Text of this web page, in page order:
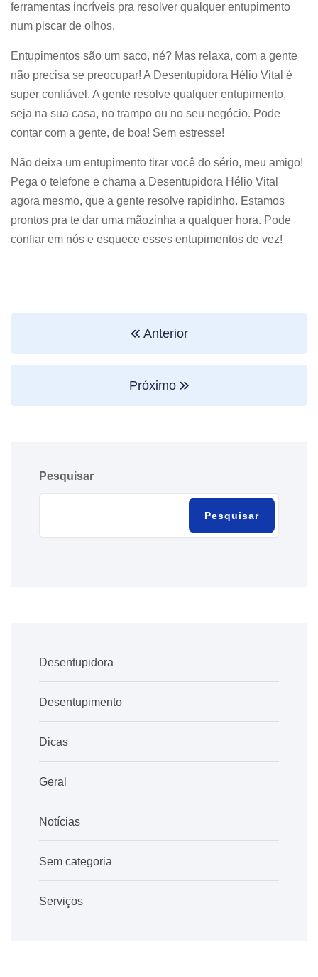
ferramentas incríveis pra resolver qualquer entupimento
num piscar de olhos.
Entupimentos são um saco, né? Mas relaxa, com a gente
não precisa se preocupar! A Desentupidora Hélio Vital é
super confiável. A gente resolve qualquer entupimento,
seja na sua casa, no trampo ou no seu negócio. Pode
contar com a gente, de boa! Sem estresse!
Não deixa um entupimento tirar você do sério, meu amigo!
Pega o telefone e chama a Desentupidora Hélio Vital
agora mesmo, que a gente resolve rapidinho. Estamos
prontos pra te dar uma mãozinha a qualquer hora. Pode
confiar em nós e esquece esses entupimentos de vez!
Anterior
Próximo
Pesquisar
Pesquisar
Desentupidora
Desentupimento
Dicas
Geral
Notícias
Sem categoria
Serviços